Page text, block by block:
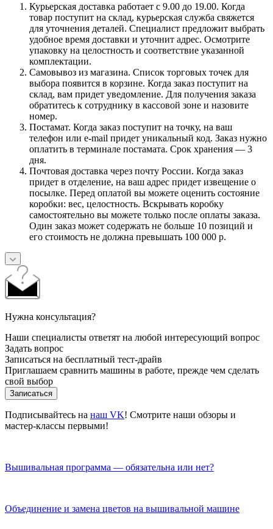
Курьерская доставка работает с 9.00 до 19.00. Когда
товар поступит на склад, курьерская служба свяжется
для уточнения деталей. Специалист предложит выбрать
удобное время доставки и уточнит адрес. Осмотрите
упаковку на целостность и соответствие указанной
комплектации.
Самовывоз из магазина. Список торговых точек для
выбора появится в корзине. Когда заказ поступит на
склад, вам придет уведомление. Для получения заказа
обратитесь к сотруднику в кассовой зоне и назовите
номер.
Постамат. Когда заказ поступит на точку, на ваш
телефон или e-mail придет уникальный код. Заказ нужно
оплатить в терминале постамата. Срок хранения — 3
дня.
Почтовая доставка через почту России. Когда заказ
придет в отделение, на ваш адрес придет извещение о
посылке. Перед оплатой вы можете оценить состояние
коробки: вес, целостность. Вскрывать коробку
самостоятельно вы можете только после оплаты заказа.
Один заказ может содержать не больше 10 позиций и
его стоимость не должна превышать 100 000 р.
Нужна консультация?
Наши специалисты ответят на любой интересующий вопрос
Задать вопрос
Записаться на бесплатный тест-драйв
Приглашаем сравнить машины в работе, прежде чем сделать
свой выбор
Записаться
Подписывайтесь на наш VK! Смотрите наши обзоры и
мастер-классы первыми!
Вышивальная программа — обязательна или нет?
Объединение и замена цветов на вышивальной машине